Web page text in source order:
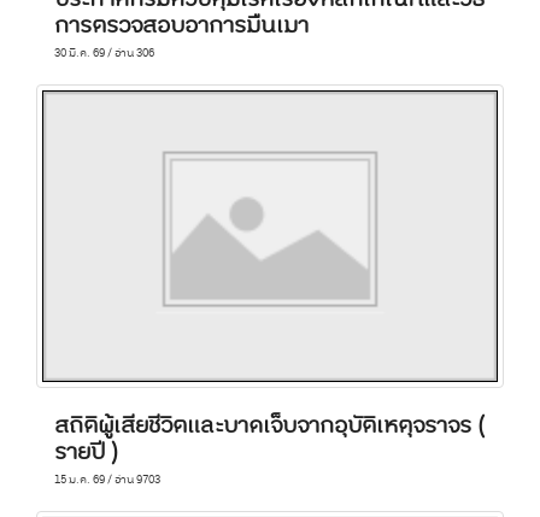
การตรวจสอบอาการมืนเมา
30 มี.ค. 69 / อ่าน 306
สถิติผู้เสียชีวิตและบาดเจ็บจากอุบัติเหตุจราจร (
รายปี )
15 ม.ค. 69 / อ่าน 9703